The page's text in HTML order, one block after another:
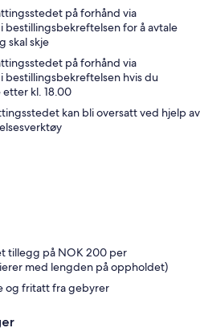
på forhånd via
bestillingsbekreftelsen for å avtale
skal skje
på forhånd via
bestillingsbekreftelsen hvis du
kl. 18.00
kan bli oversatt ved hjelp av
tillegg på NOK 200 per
med lengden på oppholdet)
og fritatt fra gebyrer